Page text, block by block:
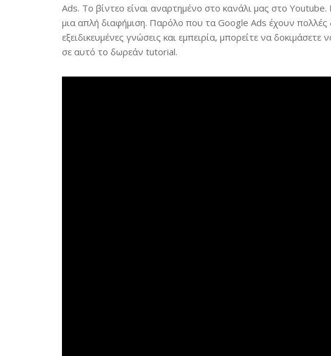
Ads. Το βίντεο είναι αναρτημένο στο κανάλι μας στο
μια απλή διαφήμιση. Παρόλο που τα Google Ads έχουν πολλές
εξειδικευμένες γνώσεις και εμπειρία, μπορείτε να
σε αυτό το δωρεάν tutorial.